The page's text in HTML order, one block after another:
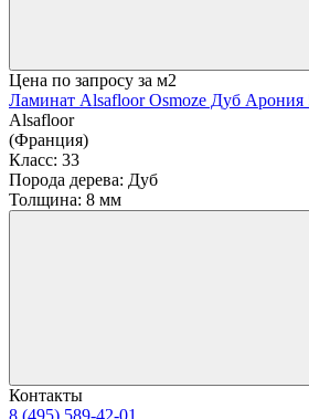
Цена по запросу за м2
Ламинат Alsafloor Osmoze Дуб Арония
Alsafloor
(Франция)
Класс: 33
Порода дерева: Дуб
Толщина: 8 мм
Контакты